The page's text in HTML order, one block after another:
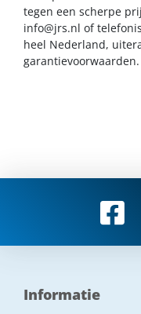
tegen een scherpe
info@jrs.nl of
heel Nederland,
garantievoorwaarden.
Informatie